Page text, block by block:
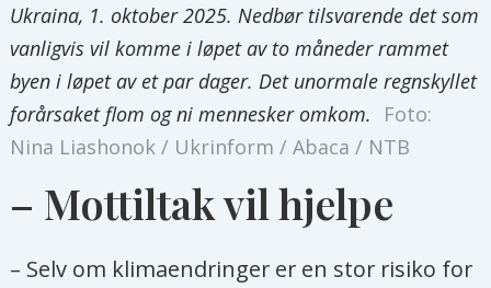
Ukraina, 1. oktober 2025. Nedbør tilsvarende det som
vanligvis vil komme i løpet av to måneder rammet
byen i løpet av et par dager. Det unormale regnskyllet
forårsaket flom og ni mennesker omkom.
Foto:
Nina Liashonok / Ukrinform / Abaca / NTB
– Mottiltak vil hjelpe
– Selv om klimaendringer er en stor risiko for